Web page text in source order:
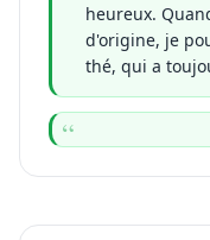
heureux.
d'origine, je
thé, qui a